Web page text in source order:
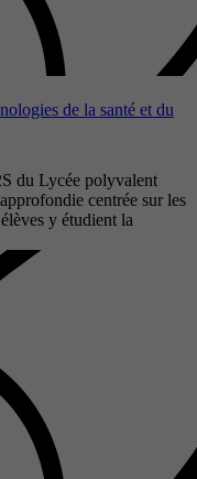
de la santé et du
du Lycée polyvalent
centrée sur les
y étudient la